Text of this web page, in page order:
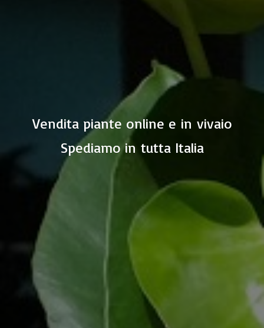
Vendita piante online e in vivaio
Spediamo in tutta Italia